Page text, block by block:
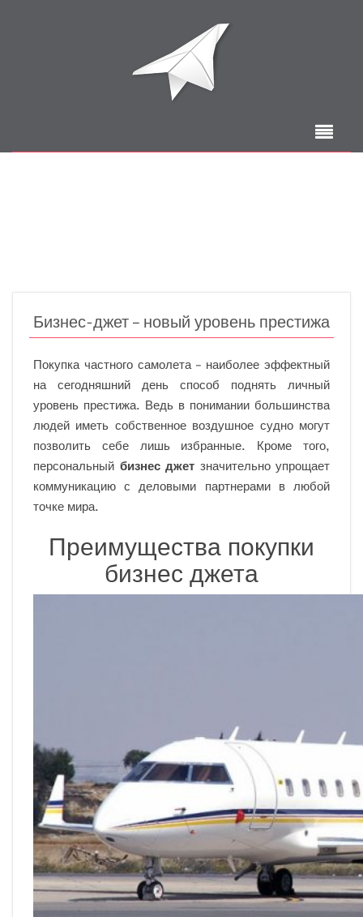
Бизнес-джет – новый уровень престижа
Покупка частного самолета – наиболее эффектный
на сегодняшний день способ поднять личный
уровень престижа. Ведь в понимании большинства
людей иметь собственное воздушное судно могут
позволить себе лишь избранные. Кроме того,
персональный бизнес джет значительно упрощает
коммуникацию с деловыми партнерами в любой
точке мира.
Преимущества покупки
бизнес джета